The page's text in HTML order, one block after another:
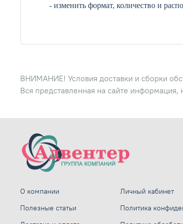
- изменить формат, количество и
ВНИМАНИЕ! Условия доставки и сборки
Вся представленная на сайте
О компании
Полезные статьи
Личный кабинет
Политика